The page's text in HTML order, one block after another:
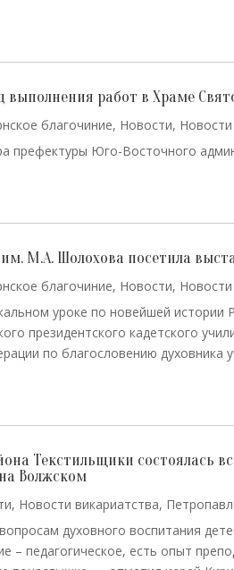
выполнения работ в Храме
благочиние, Новости, Новости
префектуры Юго-Восточного
М.А. Шолохова посетила
благочиние, Новости, Новости
уроке по новейшей истории
президентского кадетского
по благословению духовника
Текстильщики состоялась
Волжском
, Новости викариатства,
духовного воспитания
– педагогическое, есть опыт